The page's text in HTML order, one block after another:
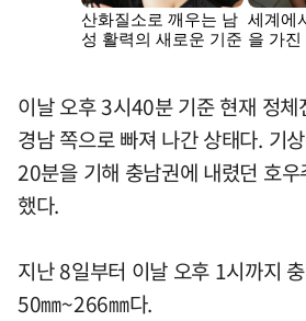
이날 오후 3시40분 기준 현재 정
경남 쪽으로 빠져 나간 상태다. 기
20분을 기해 충남권에 내렸던 호
했다.
지난 8일부터 이날 오후 1시까지
50㎜~266㎜다.